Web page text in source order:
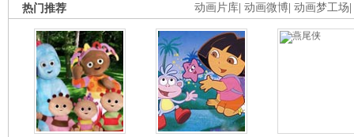
动画片库 动画微博 动画梦工场
热门推荐